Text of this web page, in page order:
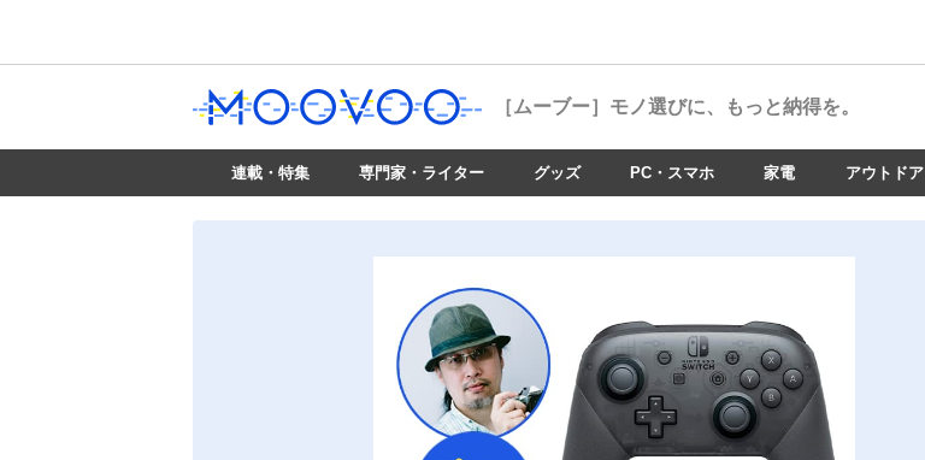
［ムーブー］ モノ選びに、もっと納得を。
連載・特集 専門家・ライター グッズ PC・スマホ 家電 アウトドア